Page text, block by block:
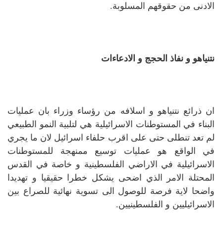
الادنى من حقوقهم المسلوبة.
نتنياهو و نفاذ الحجج و الادعاءات
ان ذرائع نتنياهو و اسلافه من رؤساء وزراء بان عمليات
البناء في المستوطنات الاسرائيلية هي لتلبية النمو الطبيعي
لم تعد تنطلى حتى على اقرب حلفاء اسرائيل لان ما يجري
في الواقع هو عمليات توسيع ممنهجة للمستوطنات
الاسرائيلية في الاراضي الفلسطينية و خاصة في القدس
المحتلة الامر الذي اضحى يشكل خطرا حقيقيا و تهديدا
واضحا لاية فرصة للوصول الى تسوية نهائية للصراع بين
الاسرائيليين و الفلسطينيين.